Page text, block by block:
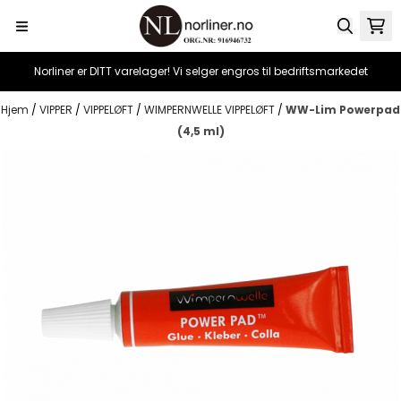
Hopp til innhold
Norliner er DITT varelager! Vi selger engros til bedriftsmarkedet
Hjem / VIPPER / VIPPELØFT / WIMPERNWELLE VIPPELØFT / WW-Lim Powerpad
(4,5 ml)